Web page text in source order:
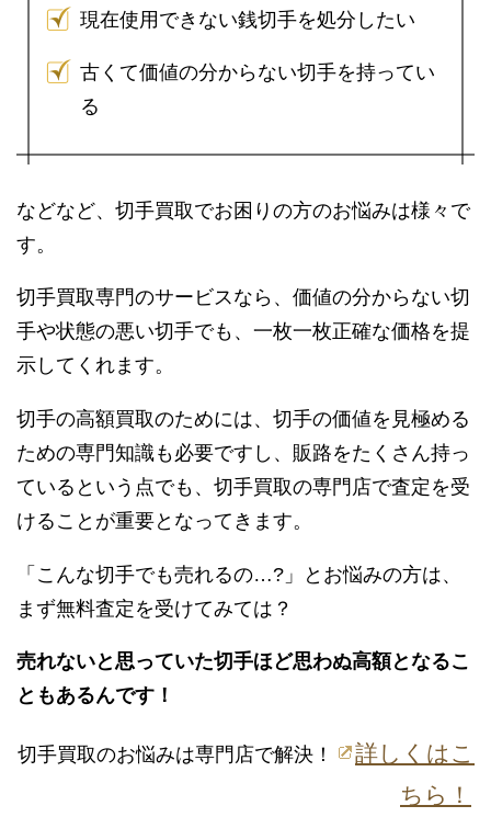
現在使用できない銭切手を処分したい
古くて価値の分からない切手を持ってい
る
などなど、切手買取でお困りの方のお悩みは様々で
す。
切手買取専門のサービスなら、価値の分からない切
手や状態の悪い切手でも、一枚一枚正確な価格を提
示してくれます。
切手の高額買取のためには、切手の価値を見極める
ための専門知識も必要ですし、販路をたくさん持っ
ているという点でも、切手買取の専門店で査定を受
けることが重要となってきます。
「こんな切手でも売れるの…?」とお悩みの方は、
まず無料査定を受けてみては？
売れないと思っていた切手ほど思わぬ高額となるこ
ともあるんです！
切手買取のお悩みは専門店で解決！
詳しくはこ
ちら！